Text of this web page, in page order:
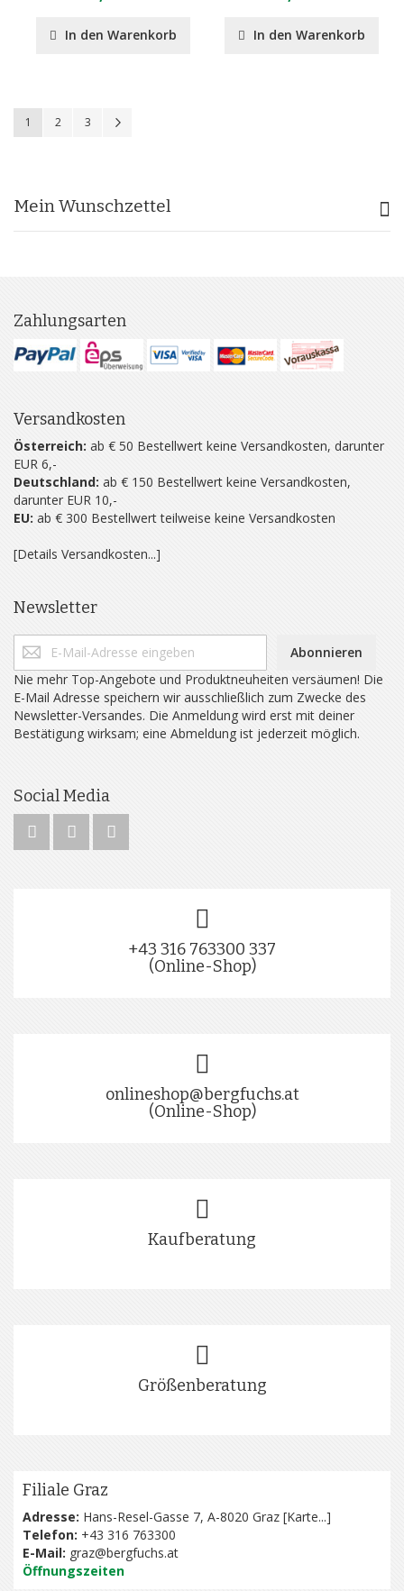
In den Warenkorb In den Warenkorb
Sie lesen gerade Seite
1 Seite
2 Seite
3
Mein Wunschzettel
Zahlungsarten
Versandkosten
Österreich: ab € 50 Bestellwert keine Versandkosten, darunter
EUR 6,-
Deutschland: ab € 150 Bestellwert keine Versandkosten,
darunter EUR 10,-
EU: ab € 300 Bestellwert teilweise keine Versandkosten
[Details Versandkosten...]
Newsletter
Abonnieren
Nie mehr Top-Angebote und Produktneuheiten versäumen! Die
E-Mail Adresse speichern wir ausschließlich zum Zwecke des
Newsletter-Versandes. Die Anmeldung wird erst mit deiner
Bestätigung wirksam; eine Abmeldung ist jederzeit möglich.
Social Media
+43 316 763300 337
(Online-Shop)
onlineshop@bergfuchs.at
(Online-Shop)
Kaufberatung
Größenberatung
Filiale Graz
Adresse: Hans-Resel-Gasse 7, A-8020 Graz [Karte...]
Telefon: +43 316 763300
E-Mail: graz@bergfuchs.at
Öffnungszeiten